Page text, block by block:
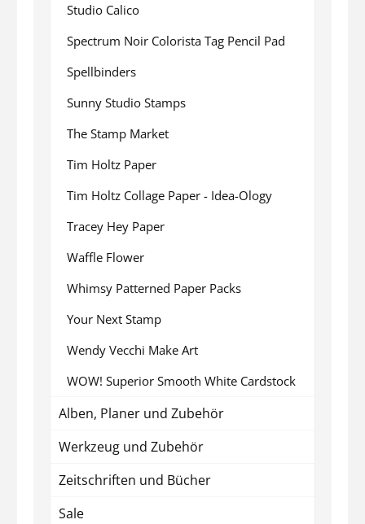
Studio Calico
Spectrum Noir Colorista Tag Pencil Pad
Spellbinders
Sunny Studio Stamps
The Stamp Market
Tim Holtz Paper
Tim Holtz Collage Paper - Idea-Ology
Tracey Hey Paper
Waffle Flower
Whimsy Patterned Paper Packs
Your Next Stamp
Wendy Vecchi Make Art
WOW! Superior Smooth White Cardstock
Alben, Planer und Zubehör
Werkzeug und Zubehör
Zeitschriften und Bücher
Sale